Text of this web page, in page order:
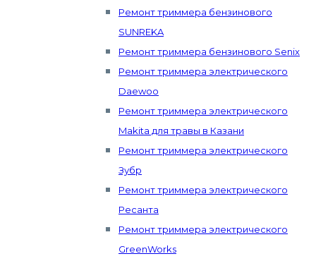
Ремонт триммера бензинового
SUNREKA
Ремонт триммера бензинового Senix
Ремонт триммера электрического
Daewoo
Ремонт триммера электрического
Makita для травы в Казани
Ремонт триммера электрического
Зубр
Ремонт триммера электрического
Ресанта
Ремонт триммера электрического
GreenWorks